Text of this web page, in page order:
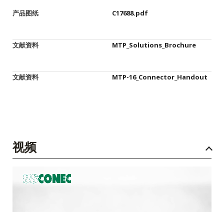
产品图纸 C17688.pdf
文献资料 MTP_Solutions_Brochure
文献资料 MTP-16_Connector_Handout
视频